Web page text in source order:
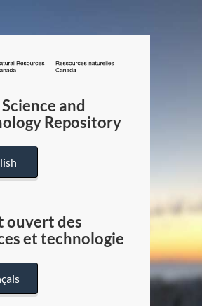
/
Canada
and
Repository
ouvert des
et technologie